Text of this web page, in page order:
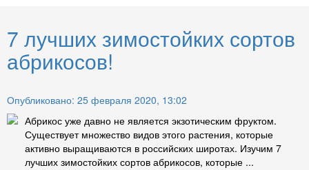
7 лучших зимостойких сортов
абрикосов!
Опубликовано: 25 февраля 2020, 13:02
Абрикос уже давно не является экзотическим фруктом.
Существует множество видов этого растения, которые
активно выращиваются в российских широтах. Изучим 7
лучших зимостойких сортов абрикосов, которые ...